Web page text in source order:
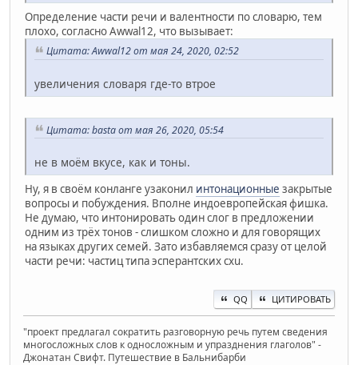
Определение части речи и валентности по словарю, тем
плохо, согласно Awwal12, что вызывает:
Цитата: Awwal12 от мая 24, 2020, 02:52
увеличения словаря где-то втрое
Цитата: basta от мая 26, 2020, 05:54
не в моём вкусе, как и тоны.
Ну, я в своём конланге узаконил интонационные закрытые
вопросы и побуждения. Вполне индоевропейская фишка.
Не думаю, что интонировать один слог в предложении
одним из трёх тонов - слишком сложно и для говорящих
на языках других семей. Зато избавляемся сразу от целой
части речи: частиц типа эсперантских cxu.
QQ ЦИТИРОВАТЬ
"проект предлагал сократить разговорную речь путем сведения
многосложных слов к односложным и упразднения глаголов" -
Джонатан Свифт. Путешествие в Бальнибарби